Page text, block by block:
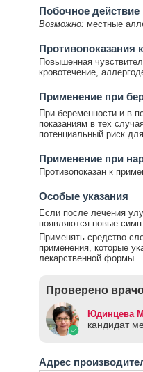
Побочное действие
Возможно: местные
Противопоказания
Повышенная
кровотечение,
Применение при
При беременности и в
показаниям в тех
потенциальный риск
Применение при
Противопоказан к
Особые указания
Если после лечения
появляются новые
Применять средство
применения, которые
лекарственной формы.
Проверено
Юдинцева
кандидат
Адрес